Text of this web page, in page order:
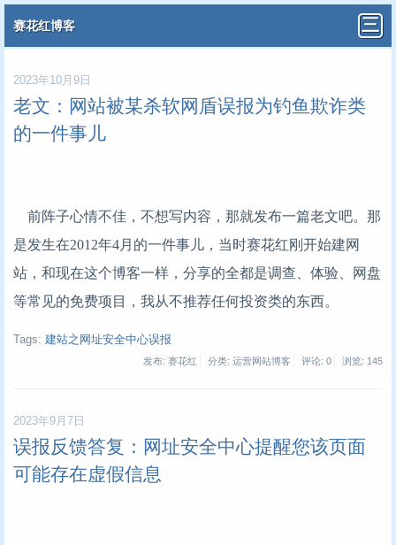
赛花红博客
2023年10月9日
老文：网站被某杀软网盾误报为钓鱼欺诈类
的一件事儿
前阵子心情不佳，不想写内容，那就发布一篇老文吧。那
是发生在2012年4月的一件事儿，当时赛花红刚开始建网
站，和现在这个博客一样，分享的全都是调查、体验、网盘
等常见的免费项目，我从不推荐任何投资类的东西。
Tags: 建站之网址安全中心误报
发布: 赛花红 分类: 运营网站博客 评论: 0 浏览: 145
2023年9月7日
误报反馈答复：网址安全中心提醒您该页面
可能存在虚假信息